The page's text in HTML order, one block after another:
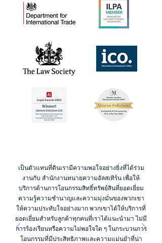
เป็นตัวแทนที่ดินเรามีความพอใจอย่างยิ่งที่ได้ร่วม
งานกับ สำนักงานทนายความอัลสเทิร์น เพื่อให้
บริการด้านการโอนกรรมสิทธิ์ทรัพย์สินที่ยอดเยี่ยม
ความรู้ความชำนาญและความมุ่งมั่นของพวกเขา
ให้ความประทับใจอย่างมาก พวกเขาได้ให้บริการที่
ยอดเยี่ยมสำหรับลูกค้าทุกคนที่เราได้แนะนำมา ไม่มี
การร้องเรียนหรือความไม่พอใจใด ๆ ในกระบวนการ
โอนกรรมที่มีประสิทธิภาพและความแม่นยำที่น่า